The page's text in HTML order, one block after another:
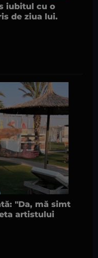
iubitul cu o
de ziua lui.
"Da, mă simt
artistului